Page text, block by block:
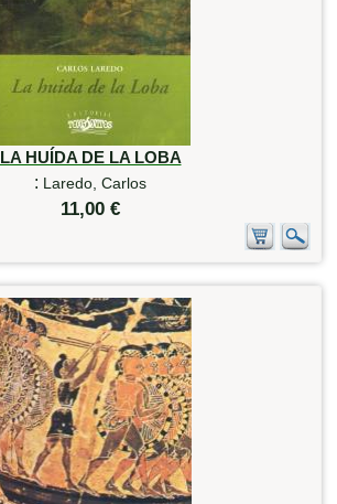
LA HUÍDA DE LA LOBA
: Laredo, Carlos
11,00 €